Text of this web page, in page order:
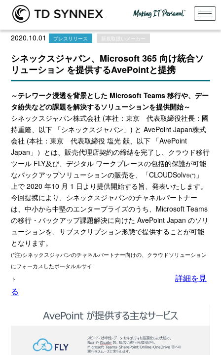
2020.10.01 プレスリリース 新規取扱いメーカー
シネックスジャパン、Microsoft 365 向け統合ソ
リューション を提供するAvePointと提携
～テレワーク浸透を背景とした Microsoft Teams 移行や、デー
タ紛失などの課題を解決するソリューションを提供開始～
シネックスジャパン株式会社 (本社：東京 代表取締役社長：國
持重隆、以下 「シネックスジャパン」) と AvePoint Japan株式
会社 (本社：東京 代表取締役 塩光 献、以下 「AvePoint
Japan」）とは、販売代理店契約の締結を完了し、クラウド移行
ツール FLY及び、デジタル ワークプレースの包括的保護が可能
なバックアップソリューションの販売を、「CLOUDSolv®(*) 」
上で 2020 年10 月 1 日より提供開始する旨、発表いたします。
今回提携により、シネックスジャパンのチャネルパートナー
は、中小から中堅のエンタープライズのうち、Microsoft Teams
の移行・バックアップ課題解決に向けた AvePoint Japan のソリ
ューションを、サブスクリプション形態で提供することが可能
となります。
(*注)シネックスジャパンのチャネルパートナー向けの、クラウドソリューション
にフォーカスしたポータルルサイ
ト
詳細を見
る